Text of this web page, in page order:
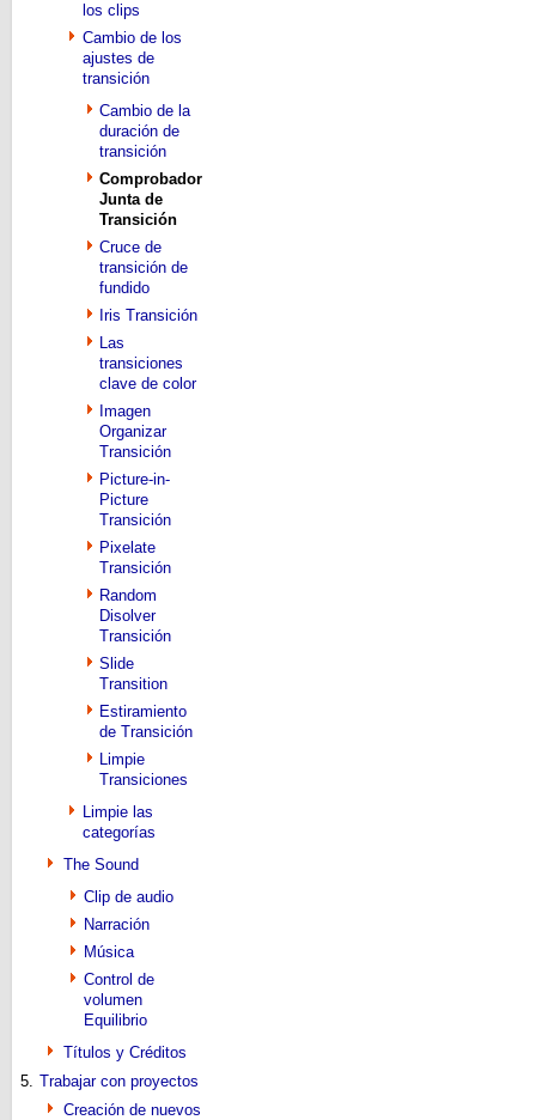
los clips
Cambio de los
ajustes de
transición
Cambio de la
duración de
transición
Comprobador
Junta de
Transición
Cruce de
transición de
fundido
Iris Transición
Las
transiciones
clave de color
Imagen
Organizar
Transición
Picture-in-
Picture
Transición
Pixelate
Transición
Random
Disolver
Transición
Slide
Transition
Estiramiento
de Transición
Limpie
Transiciones
Limpie las
categorías
The Sound
Clip de audio
Narración
Música
Control de
volumen
Equilibrio
Títulos y Créditos
5. Trabajar con proyectos
Creación de nuevos